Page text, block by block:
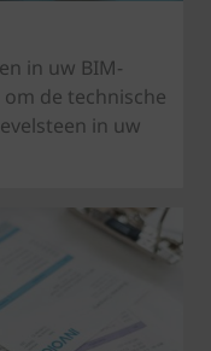
in uw BIM-
de technische
in uw